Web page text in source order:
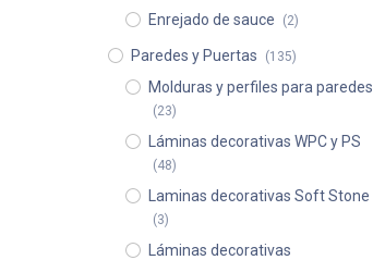
Enrejado de sauce (2)
Paredes y Puertas (135)
Molduras y perfiles para paredes
(23)
Láminas decorativas WPC y PS
(48)
Laminas decorativas Soft Stone
(3)
Láminas decorativas